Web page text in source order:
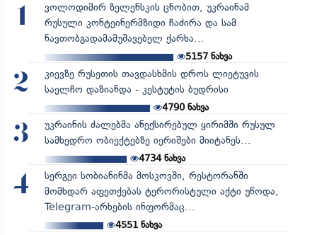
1
ვოლოდიმირ ზელენსკის ცნობით, უკრაინამ
რუსული კონტეინერმზიდი ჩაძირა და სამ
ნავთობგადამამუშავებელ ქარხა...
5157 ნახვა
2
კიევზე რუსეთის თავდასხმის დროს ლიეტუვის
საელჩო დაზიანდა - კესტუტის ბუდრისი
4790ნახვა
3
უკრაინის ძალებმა ანექსირებულ ყირიმში რუსულ
სამხედრო ობიექტებზე იერიშები მიიტანეს...
4734ნახვა
4
სერგეი სობიანინმა მოსკოვში, რესტორანში
მომხდარ აფეთქებას ტერორისტული აქტი უწოდა,
Telegram-არხების ინფორმაც...
4551ნახვა